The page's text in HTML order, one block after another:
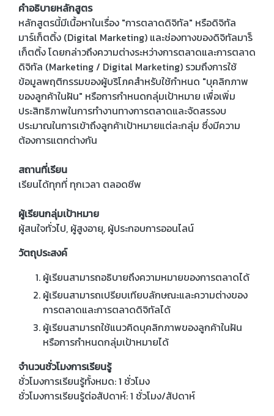
คำอธิบายหลักสูตร
หลักสูตรนี้มีเนื้อหาในเรื่อง "การตลาดดิจิทัล" หรือดิจิทัล
มาร์เก็ตติ้ง (Digital Marketing) และช่องทางของดิจิทัลมาร็
เก็ตติ้ง โดยกล่าวถึงความต่างระหว่างการตลาดและการตลาด
ดิจิทัล (Marketing / Digital Marketing) รวมถึงการใช้
ข้อมูลพฤติกรรมของผู้บริโภคสำหรับใช้กำหนด "บุคลิกภาพ
ของลูกค้าในฝัน" หรือการกำหนดกลุ่มเป้าหมาย เพื่อเพิ่ม
ประสิทธิภาพในการทำงานทางการตลาดและจัดสรรงบ
ประมาณในการเข้าถึงลูกค้าเป้าหมายแต่ละกลุ่ม ซึ่งมีความ
ต้องการแตกต่างกัน
สถานที่เรียน
เรียนได้ทุกที่ ทุกเวลา ตลอดชีพ
ผู้เรียนกลุ่มเป้าหมาย
ผู้สนใจทั่วไป, ผู้สูงอายุ, ผู้ประกอบการออนไลน์
วัตถุประสงค์
ผู้เรียนสามารถอธิบายถึงความหมายของการตลาดได้
ผู้เรียนสามารถเปรียบเทียบลักษณะและความต่างของ
การตลาดและการตลาดดิจิทัลได้
ผู้เรียนสามารถใช้แนวคิดบุคลิกภาพของลูกค้าในฝัน
หรือการกำหนดกลุ่มเป้าหมายได้
จำนวนชั่วโมงการเรียนรู้
ชั่วโมงการเรียนรู้ทั้งหมด: 1 ชั่วโมง
ชั่วโมงการเรียนรู้ต่อสัปดาห์: 1 ชั่วโมง/สัปดาห์